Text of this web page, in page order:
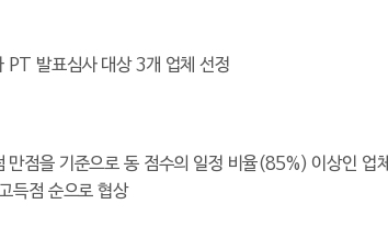
PT 발표심사 대상3개 업체 선정
만점을 기준으로 동 점수의 일정 비율(85%)이상인 업
득점 순으로 협상